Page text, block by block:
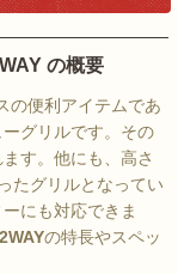
の概要
の便利アイテムであ
グリルです。その
す。他にも、高さ
たグリルとなってい
にも対応できま
の特長やスペッ